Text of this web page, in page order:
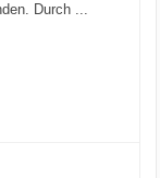
Durch ...